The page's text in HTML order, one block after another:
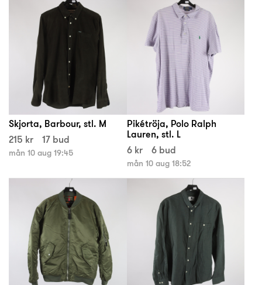
Skjorta, Barbour, stl. M
215 kr
17 bud
mån 10 aug 19:45
Pikétröja, Polo Ralph
Lauren, stl. L
6 kr
6 bud
mån 10 aug 18:52